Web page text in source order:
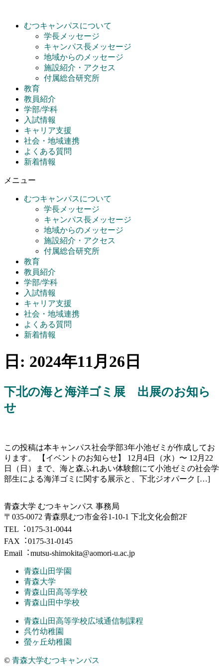
むつキャンパスについて
学長メッセージ
キャンパス長メッセージ
地域からのメッセージ
施設紹介・アクセス
付属総合研究所
教育
教員紹介
学部/学科
入試情報
キャリア支援
社会・地域連携
よくある質問
新着情報
メニュー
むつキャンパスについて
学長メッセージ
キャンパス長メッセージ
地域からのメッセージ
施設紹介・アクセス
付属総合研究所
教育
教員紹介
学部/学科
入試情報
キャリア支援
社会・地域連携
よくある質問
新着情報
日: 2024年11月26日
下北の海と海洋ゴミ展 出展のお知ら
せ
この投稿は本キャンパス社会学部3年小池ゼミが作成してお
ります。 【イベントのお知らせ】 12月4日（水）〜 12月22
日（日）まで、海と森ふれあい体験館にて小池ゼミの社会学
部生による海洋ゴミに関する展示と、下北ジオパーク […]
⻘森⼤学 むつキャンパス 事務局
〒035-0072 青森県むつ市金谷1-10-1 下北文化会館2F
TEL︓0175-31-0044
FAX︓0175-31-0145
Email︓mutsu-shimokita@aomori-u.ac.jp
青森山田学園
青森大学
青森山田高等学校
青森山田中学校
青森山田高等学校広域通信制課程
呉竹幼稚園
螢ヶ丘幼稚園
© 青森大学むつキャンパス